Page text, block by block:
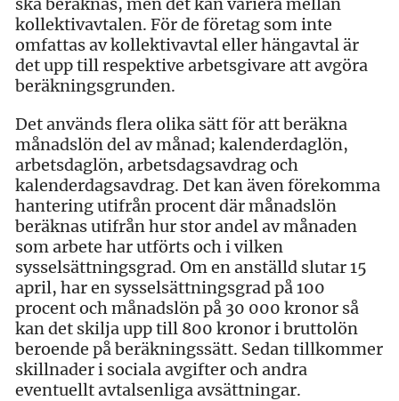
kollektivavtalen. För de företag som inte
omfattas av kollektivavtal eller hängavtal är
det upp till respektive arbetsgivare att avgöra
beräkningsgrunden.
Det används flera olika sätt för att beräkna
månadslön del av månad; kalenderdaglön,
arbetsdaglön, arbetsdagsavdrag och
kalenderdagsavdrag. Det kan även förekomma
hantering utifrån procent där månadslön
beräknas utifrån hur stor andel av månaden
som arbete har utförts och i vilken
sysselsättningsgrad. Om en anställd slutar 15
april, har en sysselsättningsgrad på 100
procent och månadslön på 30 000 kronor så
kan det skilja upp till 800 kronor i bruttolön
beroende på beräkningssätt. Sedan tillkommer
skillnader i sociala avgifter och andra
eventuellt avtalsenliga avsättningar.